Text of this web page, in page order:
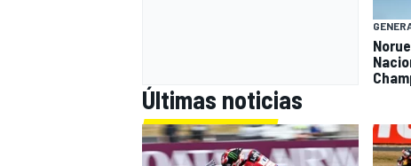
Últimas noticias